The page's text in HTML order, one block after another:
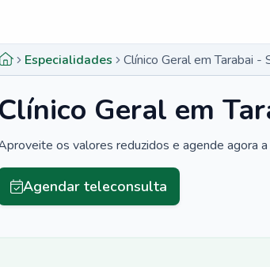
Especialidades Clínico Geral em Tarabai -
Clínico Geral em
os valores reduzidos e agende agora a
Agendar teleconsulta